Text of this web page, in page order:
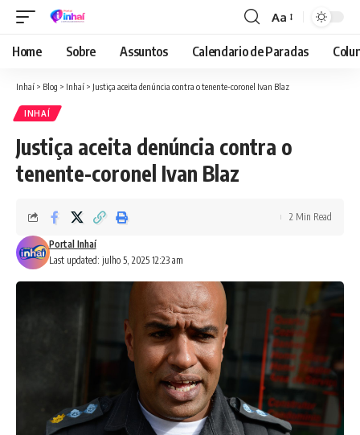
Font
Resizer
Aa
Home Sobre Assuntos Calendario de Paradas
Inhaí > Blog > Inhaí > Justiça aceita denúncia contra o tenente-coronel Ivan Blaz
INHAÍ
Justiça aceita denúncia contra o
tenente-coronel Ivan Blaz
Last updated: julho 5, 2025 12:23 am
Portal Inhaí
2 Min Read